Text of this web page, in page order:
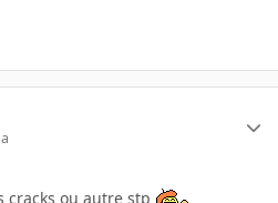
cracks ou autre stp